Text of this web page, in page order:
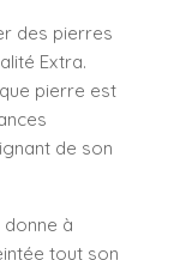
des pierres
Extra.
pierre est
de son
donne à
tout son